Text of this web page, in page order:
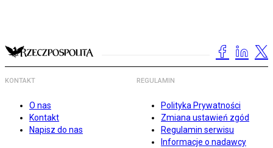
KONTAKT
O nas
Kontakt
Napisz do nas
REGULAMIN
Polityka Prywatności
Zmiana ustawień zgód
Regulamin serwisu
Informacje o nadawcy